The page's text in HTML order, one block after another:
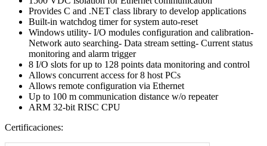
Provides C and .NET class library to develop applications
Built-in watchdog timer for system auto-reset
Windows utility- I/O modules configuration and calibration-
Network auto searching- Data stream setting- Current status
monitoring and alarm trigger
8 I/O slots for up to 128 points data monitoring and control
Allows concurrent access for 8 host PCs
Allows remote configuration via Ethernet
Up to 100 m communication distance w/o repeater
ARM 32-bit RISC CPU
Certificaciones: